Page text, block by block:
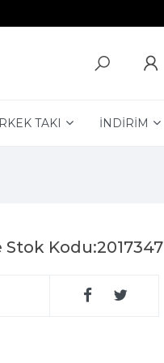
TAKI İNDİRİM
Kodu:2017347